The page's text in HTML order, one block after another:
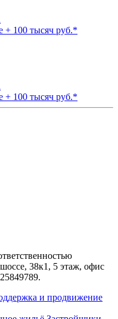
+ 100 тысяч руб.*
+ 100 тысяч руб.*
38к1, 5 этаж, офис
и продвижение